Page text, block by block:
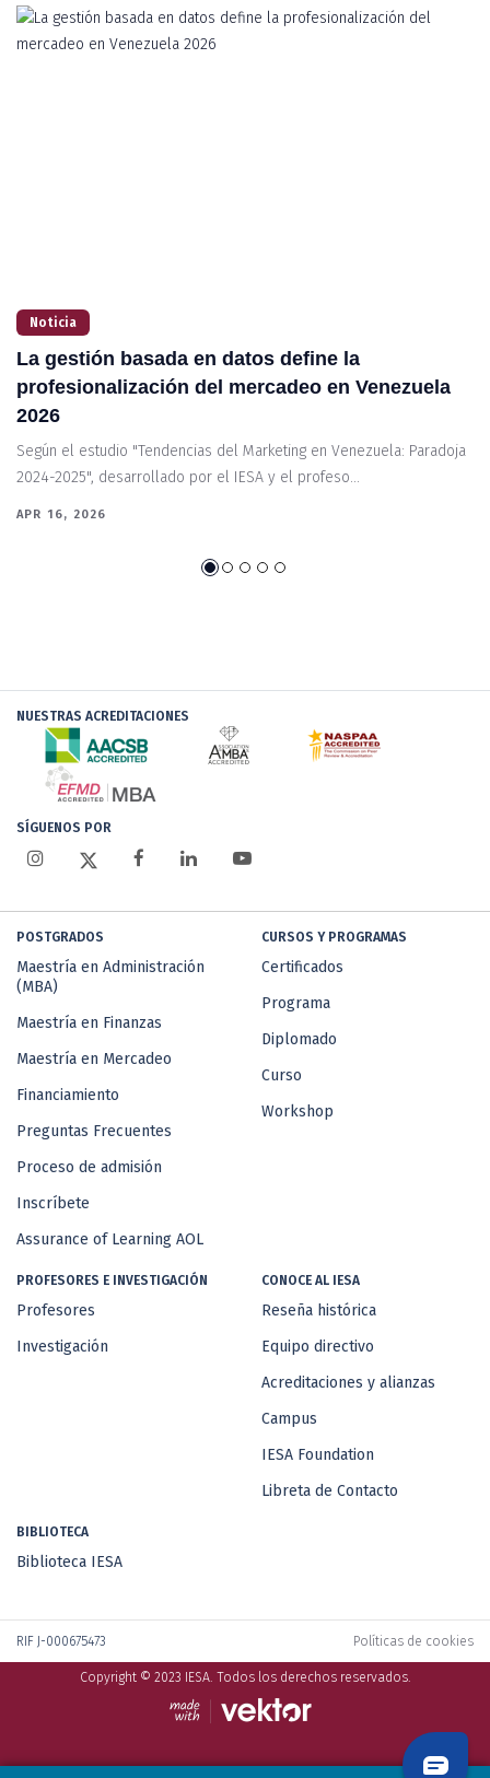
Noticia
La gestión basada en datos define la
profesionalización del mercadeo en Venezuela
2026
Según el estudio "Tendencias del Marketing en Venezuela: Paradoja
2024-2025", desarrollado por el IESA y el profeso...
APR 16, 2026
NUESTRAS ACREDITACIONES
SÍGUENOS POR
POSTGRADOS
Maestría en Administración
(MBA)
Maestría en Finanzas
Maestría en Mercadeo
Financiamiento
Preguntas Frecuentes
Proceso de admisión
Inscríbete
Assurance of Learning AOL
CURSOS Y PROGRAMAS
Certificados
Programa
Diplomado
Curso
Workshop
PROFESORES E INVESTIGACIÓN
Profesores
Investigación
CONOCE AL IESA
Reseña histórica
Equipo directivo
Acreditaciones y alianzas
Campus
IESA Foundation
Libreta de Contacto
BIBLIOTECA
Biblioteca IESA
RIF J-000675473 Políticas de cookies
Copyright © 2023 IESA. Todos los derechos reservados.